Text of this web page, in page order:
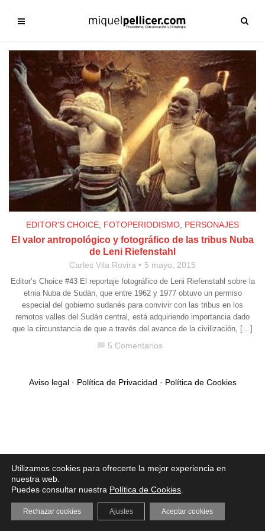
EDITOR'S CHOICE FOTOPERIODISMO PERSONAJES
El valor antropológico y fotográfico de las tribus Nuba
de Leni Riefenstahl
Carles Vila Rovira 5 mayo, 2015
Editor’s Choice #43 El reportaje fotográfico de Leni Riefenstahl sobre la
etnia Nuba de Sudán, que entre 1962 y 1977 obtuvo un permiso
especial del gobierno sudanés para convivir con las tribus en los
remotos valles del Sudán central, está adquiriendo importancia dado
que la circunstancia de que a través del avance de la civilización, […]
5 Comentarios
Aviso legal· Política de Privacidad · Política de Cookies
Utilizamos cookies para ofrecerte la mejor experiencia en
nuestra web.
Puedes consultar nuestra Política de Cookies
Aceptar cookies
Rechazar cookies Ajustes